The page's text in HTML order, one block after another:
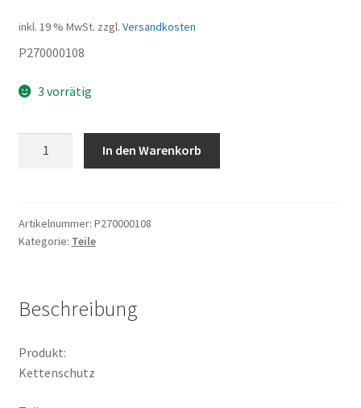
inkl. 19 % MwSt. zzgl. Versandkosten
P270000108
3 vorrätig
In den Warenkorb
Artikelnummer: P270000108
Kategorie: Teile
Beschreibung
Produkt:
Kettenschutz